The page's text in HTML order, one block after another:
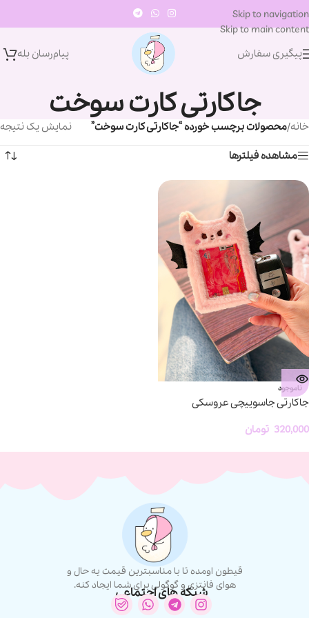
Skip to navigation
Skip to main content
پیگیری سفارش
پیام‌رسان‌ بله
جاکارتی کارت سوخت
خانه/محصولات برچسب خورده “جاکارتی کارت سوخت” نمایش یک نتیجه
مشاهده فیلترها
ناموجود
جاکارتی جاسوییچی عروسکی
320,000 تومان
قیطون اومده تا با مناسبترین قیمت یه حال و
هوای فانتزی و گوگولی برای شما ایجاد کنه.
شبکه های اجتماعی